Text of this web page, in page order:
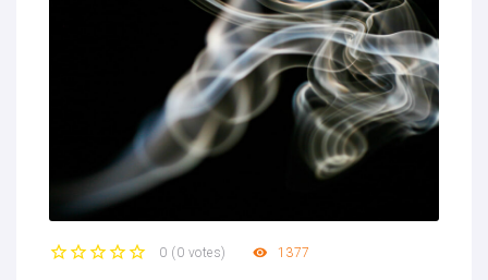
0 (0 votes) 1377